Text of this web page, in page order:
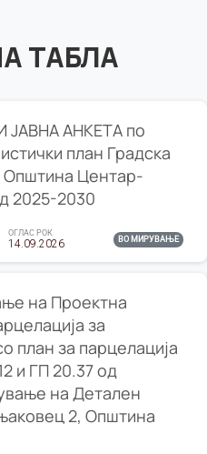
ТАБЛА
ЈАВНА АНКЕТА по
план Градска
Општина Центар-
2025-2030
ОГЛАС РОК
14.09.2026 ВО МИРУВАЊЕ
на Проектна
за
план за парцелација
и ГП 20.37 од
на Детален
2, Општина